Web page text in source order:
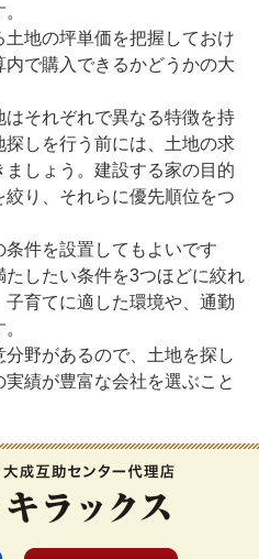
地の坪単価を把握しておけ
で購入できるかどうかの大
それぞれで異なる特徴を持
しを行う前には、土地の求
しょう。建設する家の目的
り、それらに優先順位をつ
件を設置してもよいです
したい条件を3つほどに絞れ
育てに適した環境や、通勤
野があるので、土地を探し
績が豊富な会社を選ぶこと